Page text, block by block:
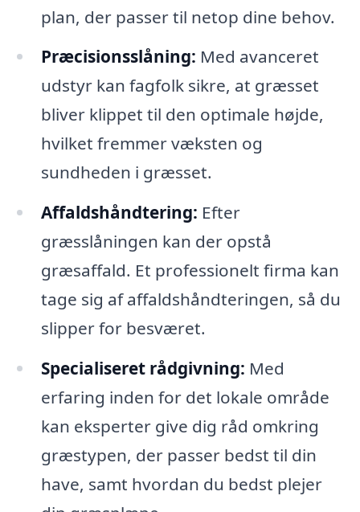
plan, der passer til netop dine behov.
Præcisionsslåning: Med avanceret
udstyr kan fagfolk sikre, at græsset
bliver klippet til den optimale højde,
hvilket fremmer væksten og
sundheden i græsset.
Affaldshåndtering: Efter
græsslåningen kan der opstå
græsaffald. Et professionelt firma kan
tage sig af affaldshåndteringen, så du
slipper for besværet.
Specialiseret rådgivning: Med
erfaring inden for det lokale område
kan eksperter give dig råd omkring
græstypen, der passer bedst til din
have, samt hvordan du bedst plejer